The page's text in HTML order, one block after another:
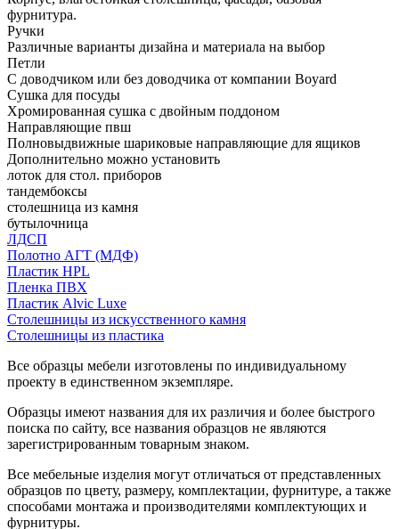
фурнитура.
Ручки
Различные варианты дизайна и материала на выбор
Петли
С доводчиком или без доводчика от компании Boyard
Сушка для посуды
Хромированная сушка с двойным поддоном
Направляющие пвш
Полновыдвижные шариковые направляющие для ящиков
Дополнительно можно установить
лоток для стол. приборов
тандембоксы
столешница из камня
бутылочница
ЛДСП
Полотно АГТ (МДФ)
Пластик HPL
Пленка ПВХ
Пластик Alvic Luxe
Столешницы из искусственного камня
Столешницы из пластика
Все образцы мебели изготовлены по индивидуальному
проекту в единственном экземпляре.
Образцы имеют названия для их различия и более быстрого
поиска по сайту, все названия образцов не являются
зарегистрированным товарным знаком.
Все мебельные изделия могут отличаться от представленных
образцов по цвету, размеру, комплектации, фурнитуре, а также
способами монтажа и производителями комплектующих и
фурнитуры.